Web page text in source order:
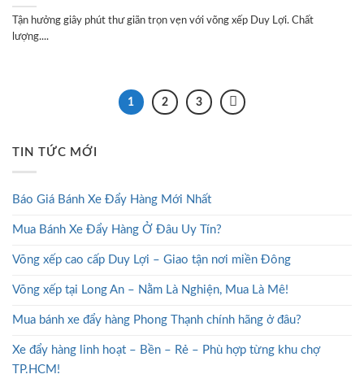
Tận hưởng giây phút thư giãn trọn vẹn với võng xếp Duy Lợi. Chất
lượng....
1 2 3
TIN TỨC MỚI
Báo Giá Bánh Xe Đẩy Hàng Mới Nhất
Mua Bánh Xe Đẩy Hàng Ở Đâu Uy Tín?
Võng xếp cao cấp Duy Lợi – Giao tận nơi miền Đông
Võng xếp tại Long An – Nằm Là Nghiện, Mua Là Mê!
Mua bánh xe đẩy hàng Phong Thạnh chính hãng ở đâu?
Xe đẩy hàng linh hoạt – Bền – Rẻ – Phù hợp từng khu chợ
TP.HCM!